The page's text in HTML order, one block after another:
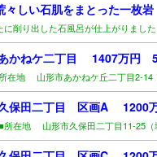
々しい石肌をまとった一枚岩